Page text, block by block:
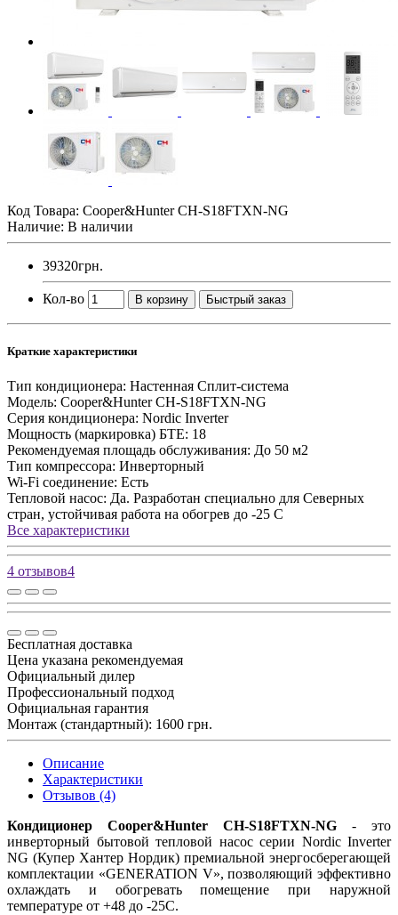
Код Товара: Cooper&Hunter CH-S18FTXN-NG
Наличие: В наличии
39320грн.
Кол-во В корзину Быстрый заказ
Краткие характеристики
Тип кондиционера: Настенная Сплит-система
Модель: Cooper&Hunter CH-S18FTXN-NG
Серия кондиционера: Nordic Inverter
Мощность (маркировка) БТЕ: 18
Рекомендуемая площадь обслуживания: До 50 м2
Тип компрессора: Инверторный
Wi-Fi соединение: Есть
Тепловой насос: Да. Разработан специально для Северных
стран, устойчивая работа на обогрев до -25 С
Все характеристики
4 отзывов4
Бесплатная доставка
Цена указана рекомендуемая
Официальный дилер
Профессиональный подход
Официальная гарантия
Монтаж (стандартный): 1600 грн.
Описание
Характеристики
Отзывов (4)
Кондиционер Cooper&Hunter CH-S18FTXN-NG - это
инверторный бытовой тепловой насос серии Nordic Inverter
NG (Купер Хантер Нордик) премиальной энергосберегающей
комплектации «GENERATION V», позволяющий эффективно
охлаждать и обогревать помещение при наружной
температуре от +48 до -25С.